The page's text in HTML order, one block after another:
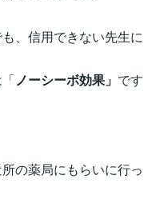
、信用できない先生に
ノーシーボ効果」 です
の薬局にもらいに行っ